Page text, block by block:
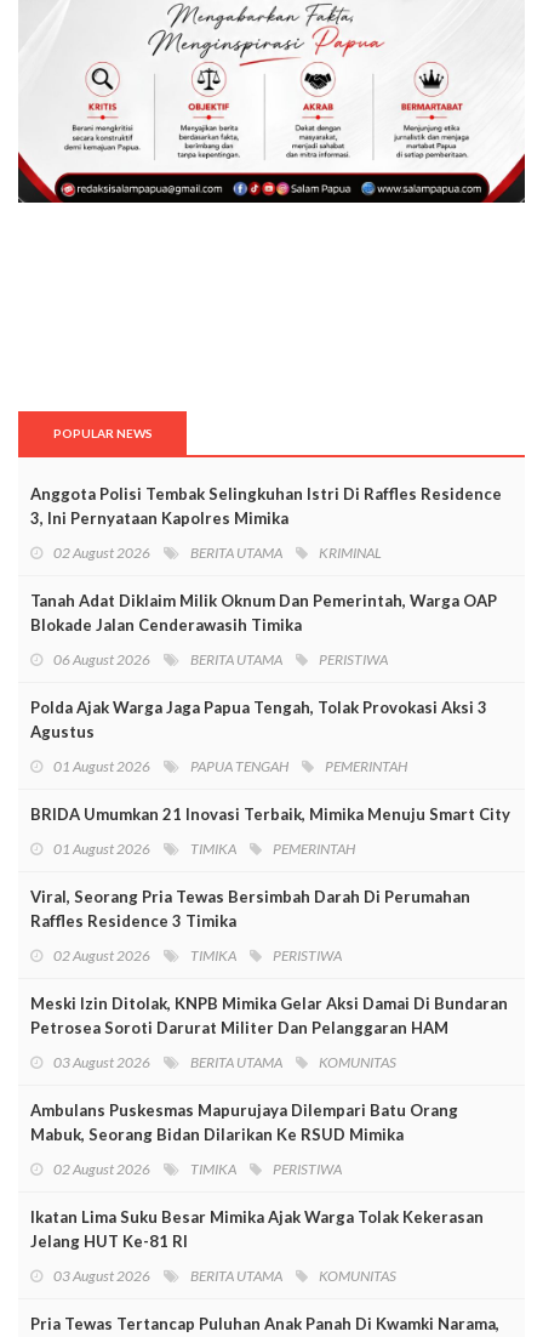
POPULAR NEWS
Anggota Polisi Tembak Selingkuhan Istri Di Raffles Residence
3, Ini Pernyataan Kapolres Mimika
02 August 2026 BERITA UTAMA KRIMINAL
Tanah Adat Diklaim Milik Oknum Dan Pemerintah, Warga OAP
Blokade Jalan Cenderawasih Timika
06 August 2026 BERITA UTAMA PERISTIWA
Polda Ajak Warga Jaga Papua Tengah, Tolak Provokasi Aksi 3
Agustus
01 August 2026 PAPUA TENGAH PEMERINTAH
BRIDA Umumkan 21 Inovasi Terbaik, Mimika Menuju Smart City
01 August 2026 TIMIKA PEMERINTAH
Viral, Seorang Pria Tewas Bersimbah Darah Di Perumahan
Raffles Residence 3 Timika
02 August 2026 TIMIKA PERISTIWA
Meski Izin Ditolak, KNPB Mimika Gelar Aksi Damai Di Bundaran
Petrosea Soroti Darurat Militer Dan Pelanggaran HAM
03 August 2026 BERITA UTAMA KOMUNITAS
Ambulans Puskesmas Mapurujaya Dilempari Batu Orang
Mabuk, Seorang Bidan Dilarikan Ke RSUD Mimika
02 August 2026 TIMIKA PERISTIWA
Ikatan Lima Suku Besar Mimika Ajak Warga Tolak Kekerasan
Jelang HUT Ke-81 RI
03 August 2026 BERITA UTAMA KOMUNITAS
Pria Tewas Tertancap Puluhan Anak Panah Di Kwamki Narama,